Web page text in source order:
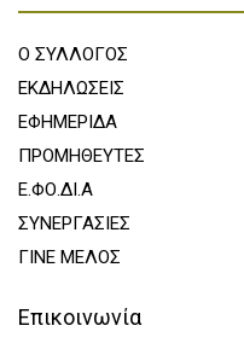
Ο ΣΥΛΛΟΓΟΣ
ΕΚΔΗΛΩΣΕΙΣ
ΕΦΗΜΕΡΙΔΑ
ΠΡΟΜΗΘΕΥΤΕΣ
Ε.ΦΟ.ΔΙ.Α
ΣΥΝΕΡΓΑΣΙΕΣ
ΓΙΝΕ ΜΕΛΟΣ
Επικοινωνία